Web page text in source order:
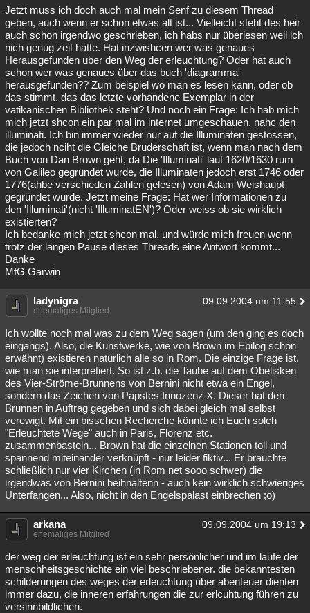
Jetzt muss ich doch auch mal mein Senf zu diesem Thread
geben, auch wenn er schon etwas alt ist... Vielleicht steht des heir
auch schon irgendwo geschrieben, ich habs nur überlesen weil ich
nich genug zeit hatte. Hat inzwishcen wer was genaues
Herausgefunden über den Weg der erleuchtung? Oder hat auch
schon wer was genaues über das buch 'diagramma'
herausgefunden?? Zum beispiel wo man es lesen kann, oder ob
das stimmt, das das letzte vorhandene Exemplar in der
vatikanischen Bibliothek steht? Und noch ein Frage: Ich hab mich
mich jetzt shcon ein par mal im internet umgeschauen, nahc den
illuminati. Ich bin immer wieder nur auf die Illuminaten gestossen,
die jedoch nciht die Gleiche Bruderschaft ist, wenn man nach dem
Buch von Dan Brown geht, da Die 'Illuminati' laut 1620/1630 rum
von Galileo gegründet wurde, die Illuminaten jedoch erst 1746 oder
1776(ahbe verschieden Zahlen gelesen) von Adam Weishaupt
gegründet wurde. Jetzt meine Frage: Hat wer Informationen zu
den 'Illuminati'(nicht 'IlluminatEN')? Oder weiss ob sie wirklich
existierten?
Ich bedanke mich jetzt shcon mal, und würde mich freuen wenn
trotz der langen Pause dieses Threads eine Antwort kommt...
Danke
MfG Garwin
ladynigra 09.09.2004 um 11:55
ehemaliges Mitglied
Ich wollte noch mal was zu dem Weg sagen (um den ging es doch
eingangs). Also, die Kunstwerke, wie von Brown im Epilog schon
erwähnt) existieren natürlich alle so in Rom. Die einzige Frage ist,
wie man sie interpretiert. So ist z.b. die Taube auf dem Obelisken
des Vier-Ströme-Brunnens von Bernini nicht etwa ein Engel,
sondern das Zeichen von Papstes Innozenz X. Dieser hat den
Brunnen in Auftrag gegeben und sich dabei gleich mal selbst
verewigt. Mit ein bisschen Recherche könnte ich Euch solch
"Erleuchtete Wege" auch in Paris, Florenz etc.
zusammenbasteln... Brown hat die einzelnen Stationen toll und
spannend miteinander verknüpft - nur leider fiktiv... Er brauchte
schließlich nur vier Kirchen (in Rom net sooo schwer) die
irgendwas von Bernini beihnaltenn - auch kein wirklich schwieriges
Unterfangen... Also, nicht in den Engelspalast einbrechen ;o)
arkana 09.09.2004 um 19:13
ehemaliges Mitglied
der weg der erleuchtung ist ein sehr persönlicher und im laufe der
menschheitsgeschichte ein viel beschriebener. die bekanntesten
schilderungen des weges der erleuchtung über abenteuer dienten
immer dazu, die inneren erfahrungen die zur erlcuhtung führen zu
versinnbildlichen.